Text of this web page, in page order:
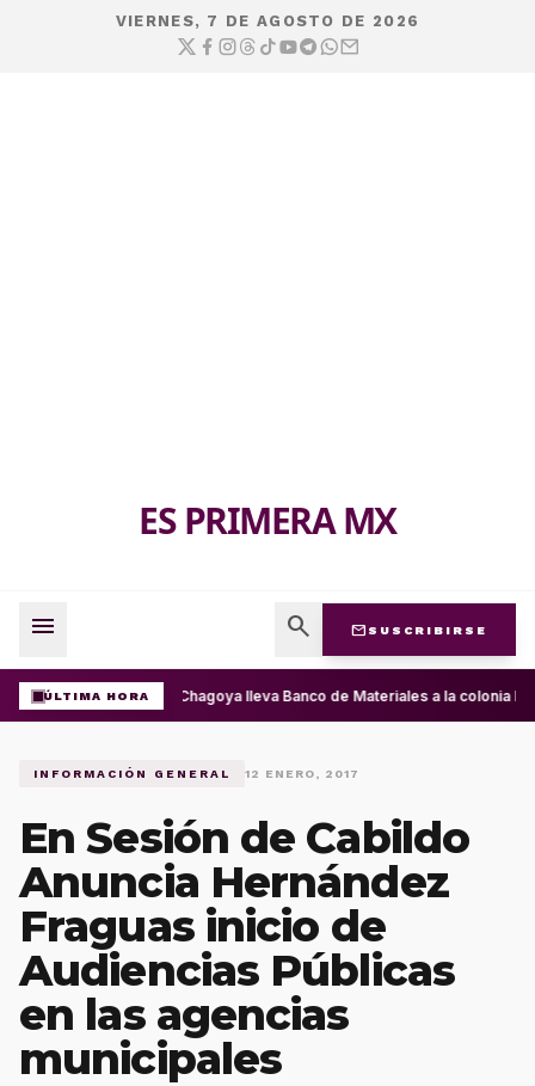
VIERNES, 7 DE AGOSTO DE 2026
ES PRIMERA MX
menu search mail SUSCRIBIRSE
ÚLTIMA HORARay Chagoya lleva Banco de Materiales a la colonia
INFORMACIÓN GENERAL 12 ENERO, 2017
En Sesión de Cabildo
Anuncia Hernández
Fraguas inicio de
Audiencias Públicas
en las agencias
municipales